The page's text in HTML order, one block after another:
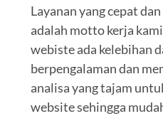
Layanan yang cepat
adalah motto kerja
webiste ada kelebihan
berpengalaman dan
analisa yang tajam
website sehingga